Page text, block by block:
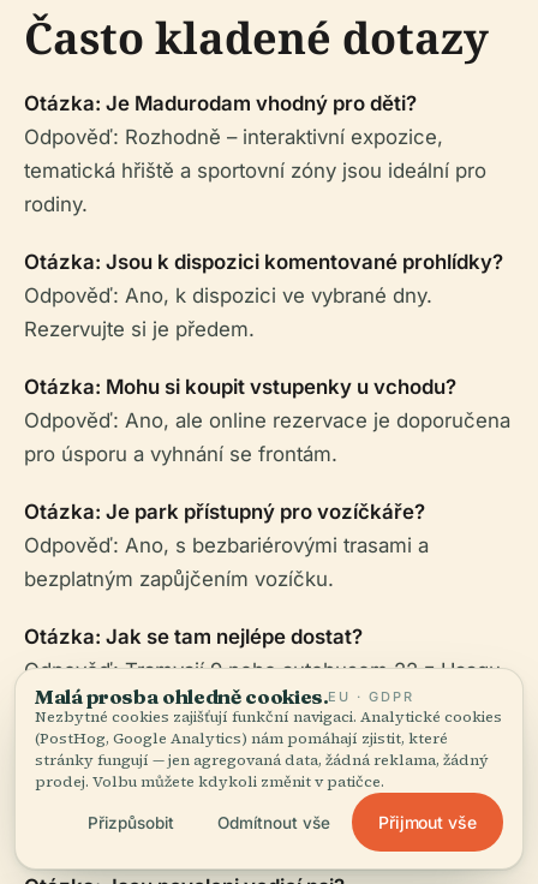
Často kladené dotazy
Otázka: Je Madurodam vhodný pro děti?
Odpověď: Rozhodně – interaktivní expozice,
tematická hřiště a sportovní zóny jsou ideální pro
rodiny.
Otázka: Jsou k dispozici komentované prohlídky?
Odpověď: Ano, k dispozici ve vybrané dny.
Rezervujte si je předem.
Otázka: Mohu si koupit vstupenky u vchodu?
Odpověď: Ano, ale online rezervace je doporučena
pro úsporu a vyhnání se frontám.
Otázka: Je park přístupný pro vozíčkáře?
Odpověď: Ano, s bezbariérovými trasami a
bezplatným zapůjčením vozíčku.
Otázka: Jak se tam nejlépe dostat?
Odpověď: Tramvají 9 nebo autobusem 22 z Haagu
Centraal; k dispozici je také parkování na místě.
Otázka: Jsou k dispozici možnosti stravování?
Odpověď: Ano – restaurace, kavárny a místa
vhodná pro piknik jsou všechna na místě.
Malá prosba ohledně cookies.EU · GDPR
Nezbytné cookies zajišťují funkční navigaci. Analytické cookies
(PostHog, Google Analytics) nám pomáhají zjistit, které
stránky fungují — jen agregovaná data, žádná reklama, žádný
prodej. Volbu můžete kdykoli změnit v patičce.
Přizpůsobit Odmítnout vše Přijmout vše